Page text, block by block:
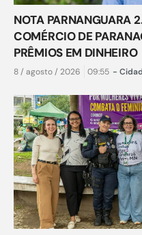
NOTA PARNANGUARA
COMÉRCIO DE
PRÊMIOS EM DINHEIRO
8 / agosto / 2026 09:55 -